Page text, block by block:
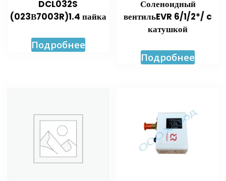
DCL032S
(023В7003R)1.4 пайка
Подробнее
Соленоидный
вентильEVR 6/1/2*/ c
катушкой
Подробнее